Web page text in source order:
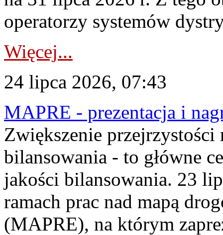
operatorzy systemów
Więcej...
24 lipca 2026, 07:43
MAPRE - prezentacja i
Zwiększenie
bilansowania - to główne
jakości bilansowania. 23
ramach prac nad mapą
(MAPRE), na którym